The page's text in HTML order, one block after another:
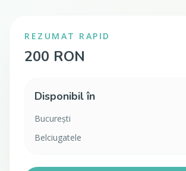
REZUMAT RAPID
200 RON
Disponibil în
București
Belciugatele